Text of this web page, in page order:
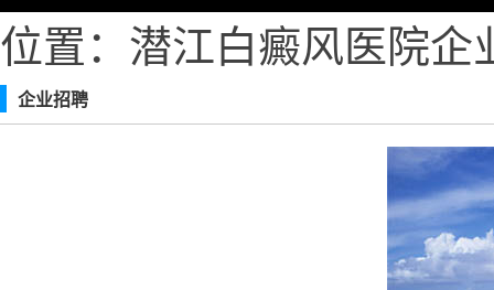
位置：潜江白癜风医院企
企业招聘